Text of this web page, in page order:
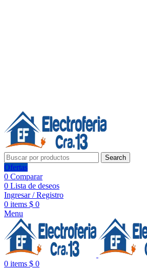
Search
Ofertas
0 Comparar
0 Lista de deseos
Ingresar / Registro
0 items $ 0
Menu
0 items $ 0